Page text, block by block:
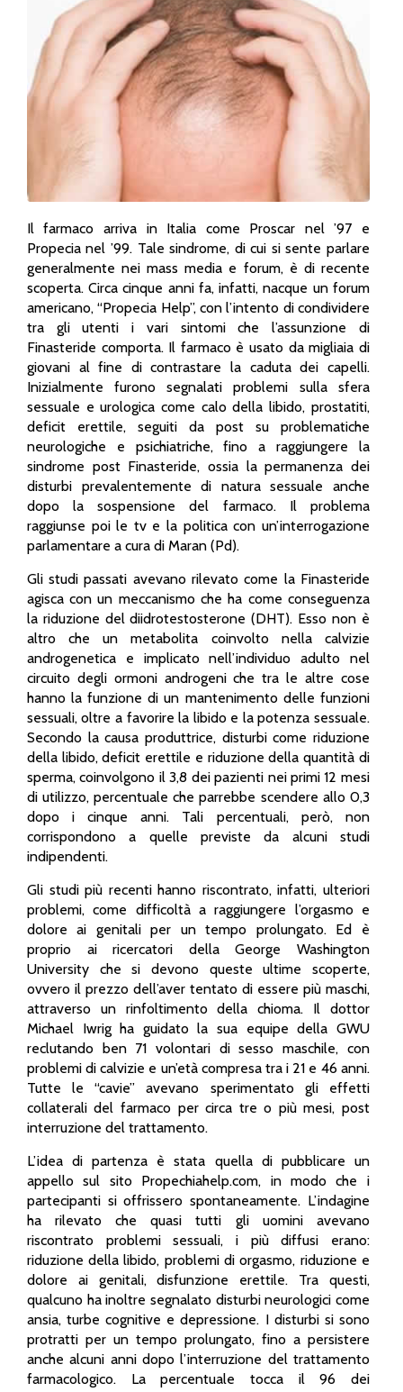
Il farmaco arriva in Italia come Proscar nel ’97 e
Propecia nel ’99. Tale sindrome, di cui si sente parlare
generalmente nei mass media e forum, è di recente
scoperta. Circa cinque anni fa, infatti, nacque un forum
americano, “Propecia Help”, con l’intento di condividere
tra gli utenti i vari sintomi che l’assunzione di
Finasteride comporta. Il farmaco è usato da migliaia di
giovani al fine di contrastare la caduta dei capelli.
Inizialmente furono segnalati problemi sulla sfera
sessuale e urologica come calo della libido, prostatiti,
deficit erettile, seguiti da post su problematiche
neurologiche e psichiatriche, fino a raggiungere la
sindrome post Finasteride, ossia la permanenza dei
disturbi prevalentemente di natura sessuale anche
dopo la sospensione del farmaco. Il problema
raggiunse poi le tv e la politica con un’interrogazione
parlamentare a cura di Maran (Pd).
Gli studi passati avevano rilevato come la Finasteride
agisca con un meccanismo che ha come conseguenza
la riduzione del diidrotestosterone (DHT). Esso non è
altro che un metabolita coinvolto nella calvizie
androgenetica e implicato nell’individuo adulto nel
circuito degli ormoni androgeni che tra le altre cose
hanno la funzione di un mantenimento delle funzioni
sessuali, oltre a favorire la libido e la potenza sessuale.
Secondo la causa produttrice, disturbi come riduzione
della libido, deficit erettile e riduzione della quantità di
sperma, coinvolgono il 3,8 dei pazienti nei primi 12 mesi
di utilizzo, percentuale che parrebbe scendere allo 0,3
dopo i cinque anni. Tali percentuali, però, non
corrispondono a quelle previste da alcuni studi
indipendenti.
Gli studi più recenti hanno riscontrato, infatti, ulteriori
problemi, come difficoltà a raggiungere l’orgasmo e
dolore ai genitali per un tempo prolungato. Ed è
proprio ai ricercatori della George Washington
University che si devono queste ultime scoperte,
ovvero il prezzo dell’aver tentato di essere più maschi,
attraverso un rinfoltimento della chioma. Il dottor
Michael Iwrig ha guidato la sua equipe della GWU
reclutando ben 71 volontari di sesso maschile, con
problemi di calvizie e un’età compresa tra i 21 e 46 anni.
Tutte le “cavie” avevano sperimentato gli effetti
collaterali del farmaco per circa tre o più mesi, post
interruzione del trattamento.
L’idea di partenza è stata quella di pubblicare un
appello sul sito Propechiahelp.com, in modo che i
partecipanti si offrissero spontaneamente. L’indagine
ha rilevato che quasi tutti gli uomini avevano
riscontrato problemi sessuali, i più diffusi erano:
riduzione della libido, problemi di orgasmo, riduzione e
dolore ai genitali, disfunzione erettile. Tra questi,
qualcuno ha inoltre segnalato disturbi neurologici come
ansia, turbe cognitive e depressione. I disturbi si sono
protratti per un tempo prolungato, fino a persistere
anche alcuni anni dopo l’interruzione del trattamento
farmacologico. La percentuale tocca il 96 dei